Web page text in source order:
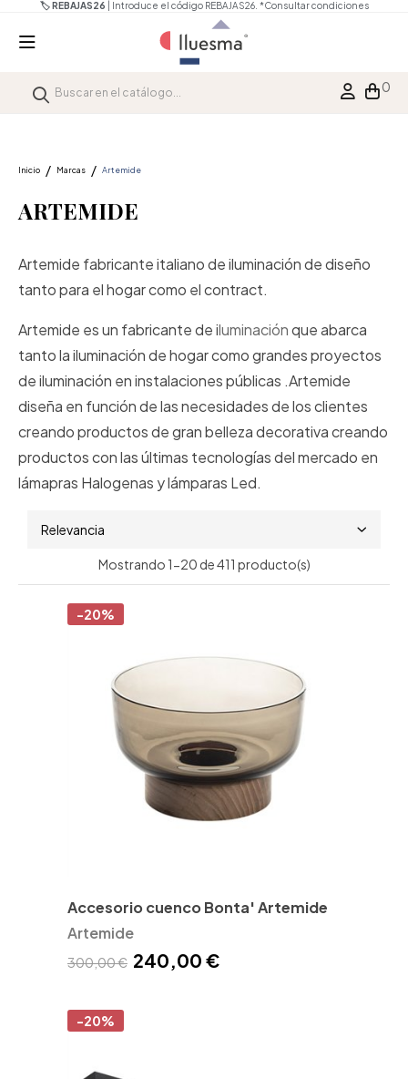
🏷️ REBAJAS26 | Introduce el código REBAJAS26. *Consultar condiciones
0
Inicio Marcas Artemide
ARTEMIDE
Artemide fabricante italiano de iluminación de diseño
tanto para el hogar como el contract.
Artemide es un fabricante de iluminaciónque abarca
tanto la iluminación de hogar como grandes proyectos
de iluminación en instalaciones públicas .Artemide
diseña en función de las necesidades de los clientes
creando productos de gran belleza decorativa creando
productos con las últimas tecnologías del mercado en
lámapras Halogenas y lámparas Led.
Relevancia
Mostrando 1-20 de 411 producto(s)
-20%
Accesorio cuenco Bonta' Artemide
Artemide
300,00 € 240,00 €
-20%